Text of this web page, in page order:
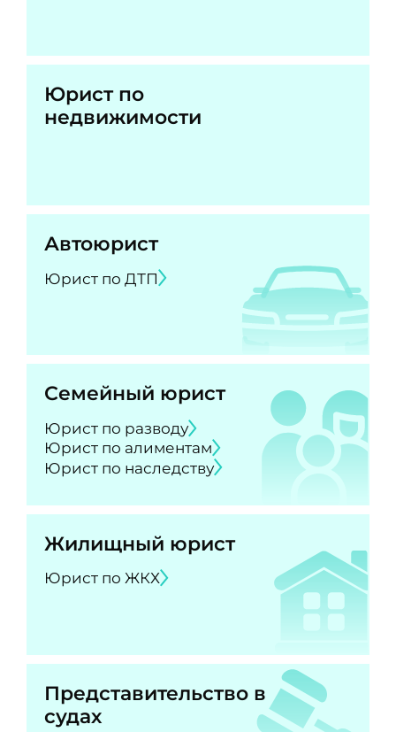
Юрист по
недвижимости
Автоюрист
Юрист по ДТП
Семейный юрист
Юрист по разводу
Юрист по алиментам
Юрист по наследству
Жилищный юрист
Юрист по ЖКХ
Представительство в
судах